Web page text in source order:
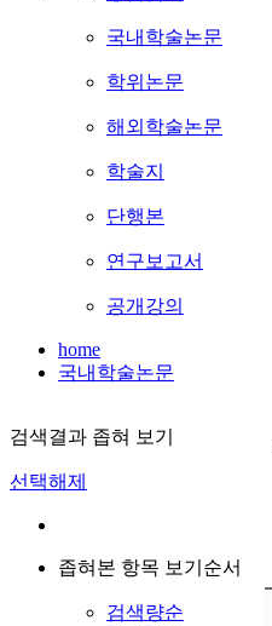
국내학술논문
학위논문
해외학술논문
학술지
단행본
연구보고서
공개강의
home
국내학술논문
검색결과 좁혀 보기
선택해제
좁혀본 항목 보기순서
검색량순